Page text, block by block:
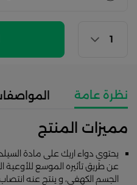
نظرة عامة
مميزات المنتج
يحتوي دواء اريك على مادة
عن طريق تأثيره الموسع للأوعية
الجسم الكهفي، و ينتج عنه